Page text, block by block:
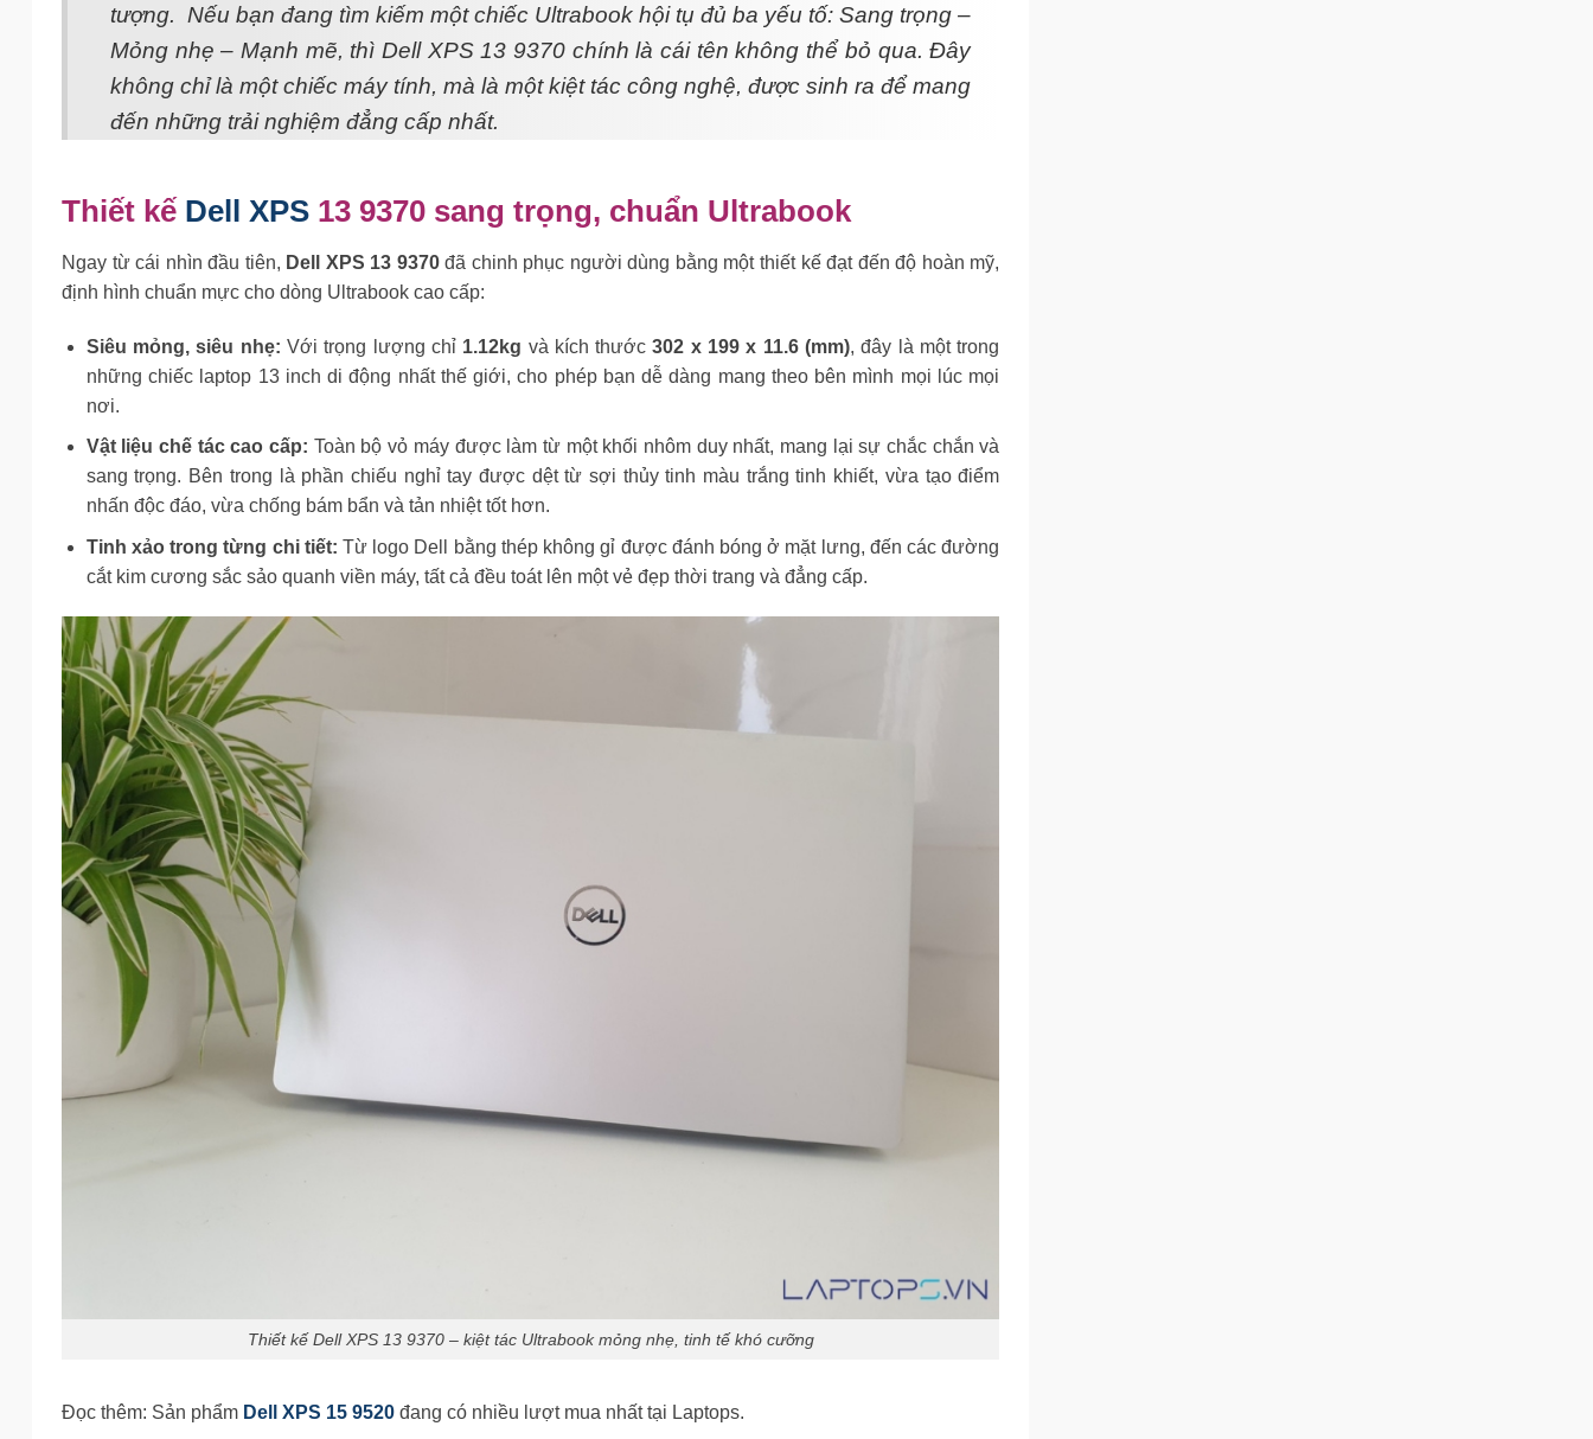
tượng. Nếu bạn đang tìm kiếm một chiếc Ultrabook hội tụ đủ ba yếu tố: Sang trọng –
Mỏng nhẹ – Mạnh mẽ, thì Dell XPS 13 9370 chính là cái tên không thể bỏ qua. Đây
không chỉ là một chiếc máy tính, mà là một kiệt tác công nghệ, được sinh ra để mang
đến những trải nghiệm đẳng cấp nhất.
Thiết kế Dell XPS 13 9370 sang trọng, chuẩn Ultrabook
Ngay từ cái nhìn đầu tiên, Dell XPS 13 9370đã chinh phục người dùng bằng một thiết kế đạt đến độ hoàn mỹ,
định hình chuẩn mực cho dòng Ultrabook cao cấp:
Siêu mỏng, siêu nhẹ: Với trọng lượng chỉ 1.12kg và kích thước302 x 199 x 11.6 (mm), đây là một trong
những chiếc laptop 13 inch di động nhất thế giới, cho phép bạn dễ dàng mang theo bên mình mọi lúc mọi
nơi.
Vật liệu chế tác cao cấp: Toàn bộ vỏ máy được làm từ một khối nhôm duy nhất, mang lại sự chắc chắn và
sang trọng. Bên trong là phần chiếu nghỉ tay được dệt từ sợi thủy tinh màu trắng tinh khiết, vừa tạo điểm
nhấn độc đáo, vừa chống bám bẩn và tản nhiệt tốt hơn.
Tinh xảo trong từng chi tiết: Từ logo Dell bằng thép không gỉ được đánh bóng ở mặt lưng, đến các đường
cắt kim cương sắc sảo quanh viền máy, tất cả đều toát lên một vẻ đẹp thời trang và đẳng cấp.
Thiết kế Dell XPS 13 9370 – kiệt tác Ultrabook mỏng nhẹ, tinh tế khó cưỡng
Đọc thêm: Sản phẩm Dell XPS 15 9520 đang có nhiều lượt mua nhất tại Laptops.